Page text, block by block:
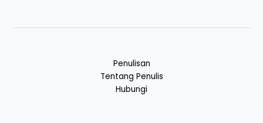
Penulisan
Tentang Penulis
Hubungi